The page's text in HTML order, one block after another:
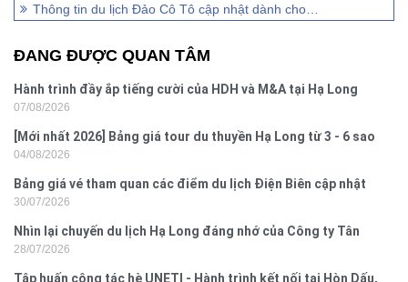
Thông tin du lịch Đảo Cô Tô cập nhật dành cho du khách
ĐANG ĐƯỢC QUAN TÂM
Hành trình đầy ắp tiếng cười của HDH và M&A tại Hạ Long
07/08/2026
[Mới nhất 2026] Bảng giá tour du thuyền Hạ Long từ 3 - 6 sao
04/08/2026
Bảng giá vé tham quan các điểm du lịch Điện Biên cập nhật
2026
30/07/2026
Nhìn lại chuyến du lịch Hạ Long đáng nhớ của Công ty Tân
Hưng 2026
28/07/2026
Tập huấn công tác hè UNETI - Hành trình kết nối tại Hòn Dấu,